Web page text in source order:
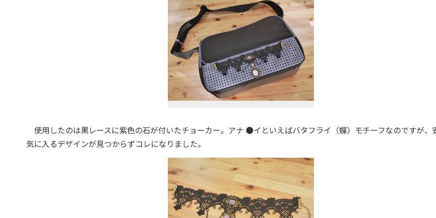
使用したのは黒レースに紫色の石が付いたチョーカー。アナ ●イといえばバタフライ（蝶）モチーフなのですが、
気に入るデザインが見つからずコレになりました。